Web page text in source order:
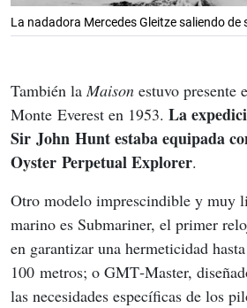
La nadadora Mercedes Gleitze saliendo de
También la Maison estuvo presente
Monte Everest en 1953. La
Sir John Hunt estaba equipada
Oyster Perpetual Explorer.
Otro modelo imprescindible y muy
marino es Submariner, el primer
en garantizar una hermeticidad
100 metros; o GMT‑Master,
las necesidades específicas de los